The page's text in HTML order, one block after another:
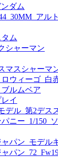
ダム
アル
ム
シャーマン
マスシャーマ
ウィーゴ_白
ルムベア
イ
デル_第2デス
ニー_1/150_
パン_モデル
パン